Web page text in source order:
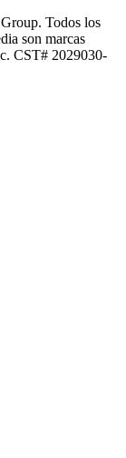
Todos los
son marcas
CST# 2029030-